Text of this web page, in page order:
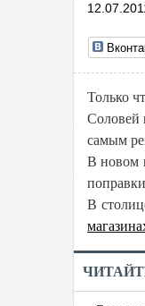
Только
Соловей
самым
В новом
В